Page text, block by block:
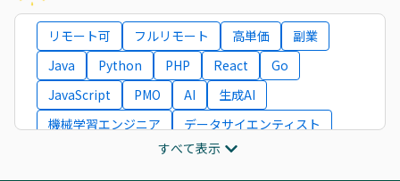
リモート可 フルリモート 高単価
副業
Java
Python PHP React
Go
JavaScript
PMO AI
生成AI
機械学習エンジニア
データサイエンティスト
ITコンサルタント
すべて表示